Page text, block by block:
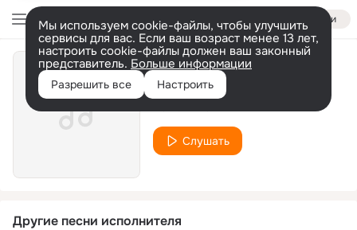
Войти
Мы используем cookie-файлы, чтобы улучшить
сервисы для вас. Если ваш возраст менее 13 лет,
настроить cookie-файлы должен ваш законный
представитель. Больше информации
Разрешить все Настроить
Crazy
Слушать
Другие песни исполнителя